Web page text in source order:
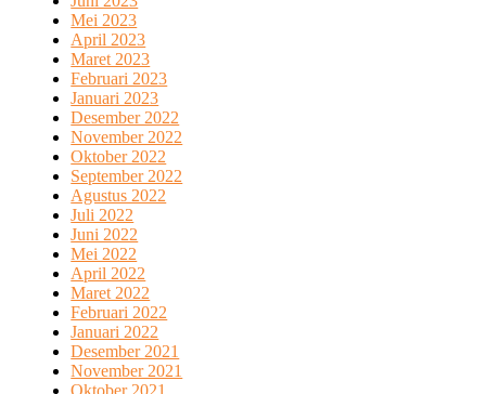
Mei 2023
April 2023
Maret 2023
Februari 2023
Januari 2023
Desember 2022
November 2022
Oktober 2022
September 2022
Agustus 2022
Juli 2022
Juni 2022
Mei 2022
April 2022
Maret 2022
Februari 2022
Januari 2022
Desember 2021
November 2021
Oktober 2021